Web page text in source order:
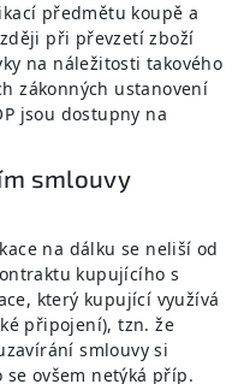
předmětu koupě a
při převzetí zboží
na náležitosti takového
zákonných ustanovení
jsou dostupny na
smlouvy
na dálku se neliší od
kupujícího s
který kupující využívá
připojení), tzn. že
smlouvy si
ovšem netýká příp.